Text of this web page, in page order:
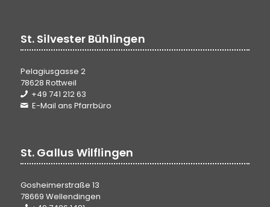
St. Silvester Bühlingen
Pelagiusgasse 2
78628 Rottweil
+49 741 212 63
E-Mail ans Pfarrbüro
St. Gallus Wilflingen
Gosheimerstraße 13
78669 Wellendingen